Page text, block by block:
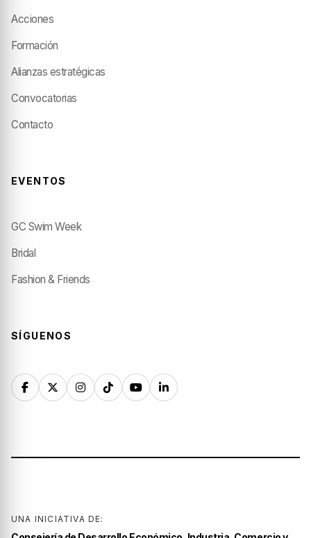
Acciones
Formación
Alianzas estratégicas
Convocatorias
Contacto
EVENTOS
GC Swim Week
Bridal
Fashion & Friends
SÍGUENOS
UNA INICIATIVA DE: